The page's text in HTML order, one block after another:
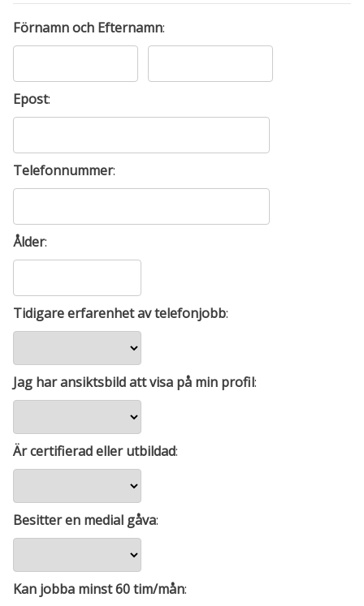
Förnamn och Efternamn:
Epost:
Telefonnummer:
Ålder:
Tidigare erfarenhet av telefonjobb:
Jag har ansiktsbild att visa på min profil:
Är certifierad eller utbildad:
Besitter en medial gåva:
Kan jobba minst 60 tim/mån: